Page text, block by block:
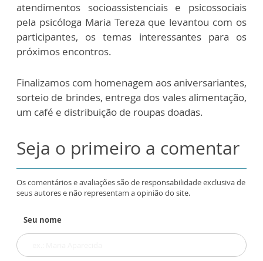
atendimentos socioassistenciais e psicossociais
pela psicóloga Maria Tereza que levantou com os
participantes, os temas interessantes para os
próximos encontros.
Finalizamos com homenagem aos aniversariantes,
sorteio de brindes, entrega dos vales alimentação,
um café e distribuição de roupas doadas.
Seja o primeiro a comentar
Os comentários e avaliações são de responsabilidade exclusiva de
seus autores e não representam a opinião do site.
Seu nome